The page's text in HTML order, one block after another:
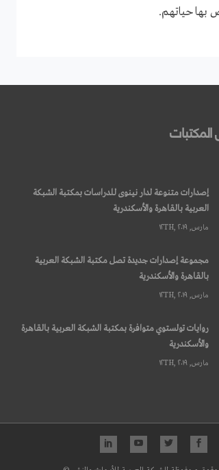
بها حياتهم.
إصدارات متنوعة لدار نينوى للدراسات بمكتبة الشبكة
العربية بالقاهرة والأسكندرية
مارس, ۱۲TH, ۲۰۱۹
مجموعة إصدارات جديدة تصل مكتبة الشبكة العربية
بالقاهرة والأسكندرية
مارس, ۱۲TH, ۲۰۱۹
روايات تولستوي متوافرة بمكتبة الشبكة العربية بالقاهرة
والأسكندرية
مارس, ۱۲TH, ۲۰۱۹